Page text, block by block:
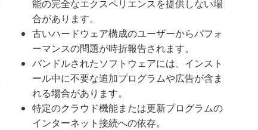
能の完全なエクスペリエンスを提供しない場
合があります。
古いハードウェア構成のユーザーからパフォ
ーマンスの問題が時折報告されます。
バンドルされたソフトウェアには、インスト
ール中に不要な追加プログラムや広告が含ま
れる場合があります。
特定のクラウド機能または更新プログラムの
インターネット接続への依存。